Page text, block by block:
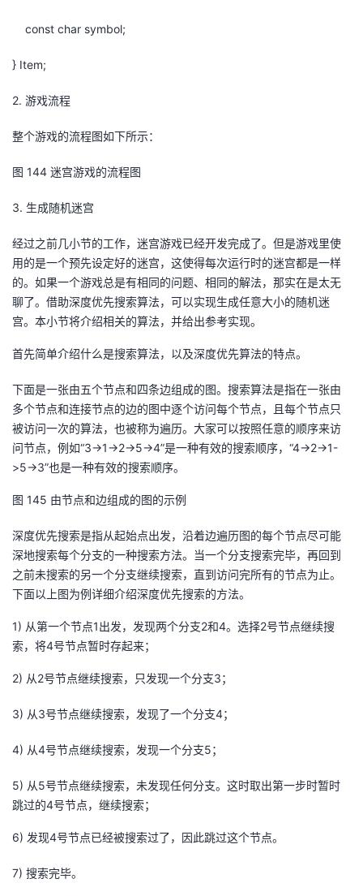
const char symbol;
} Item;
2. 游戏流程
整个游戏的流程图如下所示：
图 144 迷宫游戏的流程图
3. 生成随机迷宫
经过之前几小节的工作，迷宫游戏已经开发完成了。但是游戏里使
用的是一个预先设定好的迷宫，这使得每次运行时的迷宫都是一样
的。如果一个游戏总是有相同的问题、相同的解法，那实在是太无
聊了。借助深度优先搜索算法，可以实现生成任意大小的随机迷
宫。本小节将介绍相关的算法，并给出参考实现。
首先简单介绍什么是搜索算法，以及深度优先算法的特点。
下面是一张由五个节点和四条边组成的图。搜索算法是指在一张由
多个节点和连接节点的边的图中逐个访问每个节点，且每个节点只
被访问一次的算法，也被称为遍历。大家可以按照任意的顺序来访
问节点，例如“3->1->2->5->4”是一种有效的搜索顺序，“4->2->1-
>5->3”也是一种有效的搜索顺序。
图 145 由节点和边组成的图的示例
深度优先搜索是指从起始点出发，沿着边遍历图的每个节点尽可能
深地搜索每个分支的一种搜索方法。当一个分支搜索完毕，再回到
之前未搜索的另一个分支继续搜索，直到访问完所有的节点为止。
下面以上图为例详细介绍深度优先搜索的方法。
1) 从第一个节点1出发，发现两个分支2和4。选择2号节点继续搜
索，将4号节点暂时存起来；
2) 从2号节点继续搜索，只发现一个分支3；
3) 从3号节点继续搜索，发现了一个分支4；
4) 从4号节点继续搜索，发现一个分支5；
5) 从5号节点继续搜索，未发现任何分支。这时取出第一步时暂时
跳过的4号节点，继续搜索；
6) 发现4号节点已经被搜索过了，因此跳过这个节点。
7) 搜索完毕。